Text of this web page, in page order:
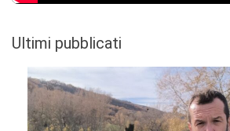
Ultimi pubblicati